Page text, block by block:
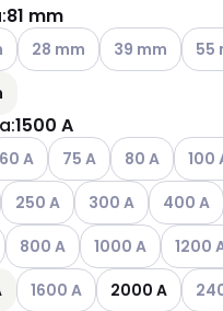
:81 mm
olevat vaihtoehdot
olevat
Katso käytettävissä olevat
28 mm Katso
39 mm
55
olevat vaihtoehdot
:1500 A
olevat vaihtoehdot
olevat vaihtoehdot
käytettävissä olevat
60 A Katso käytettävissä
75 A Katso
80 A Katso
100
olevat vaihtoehdot
olevat
Katso käytettävissä olevat
250 A Katso
300 A Katso
400 A
olevat vaihtoehdot
olevat
Katso käytettävissä olevat
800 A Katso
1000 A Katso
1200
olevat vaihtoehdot
Katso käytettävissä olevat
1600 A 2000 A